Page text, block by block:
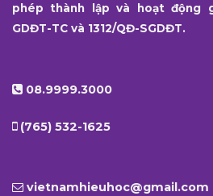
phép thành lập và hoạt động
GDĐT-TC và 1312/QĐ-SGDĐT.
08.9999.3000
(765) 532-1625
vietnamhieuhoc@gmail.com